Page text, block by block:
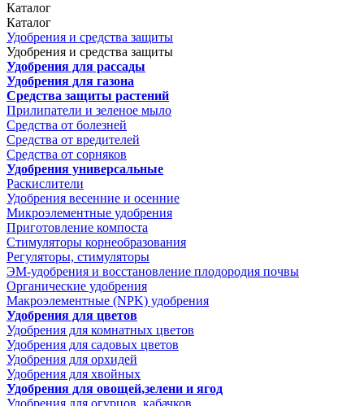
Каталог
Каталог
Удобрения и средства защиты
Удобрения и средства защиты
Удобрения для рассады
Удобрения для газона
Средства защиты растений
Прилипатели и зеленое мыло
Средства от болезней
Средства от вредителей
Средства от сорняков
Удобрения универсальные
Раскислители
Удобрения весенние и осенние
Микроэлементные удобрения
Приготовление компоста
Стимуляторы корнеобразования
Регуляторы, стимуляторы
ЭМ-удобрения и восстановление плодородия почвы
Органические удобрения
Макроэлементные (NPK) удобрения
Удобрения для цветов
Удобрения для комнатных цветов
Удобрения для садовых цветов
Удобрения для орхидей
Удобрения для хвойных
Удобрения для овощей,зелени и ягод
Удобрения для огурцов, кабачков